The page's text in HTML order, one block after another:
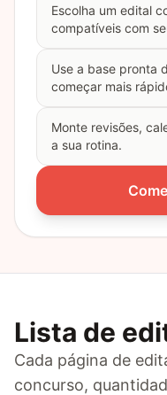
Escolha um edital
compatíveis com
Use a base pronta
começar mais
Monte revisões,
a sua rotina.
Lista de
Cada página de
concurso,